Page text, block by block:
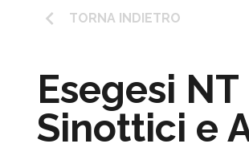
keyboard_arrow_left TORNA INDIETRO
Esegesi NT
Sinottici e